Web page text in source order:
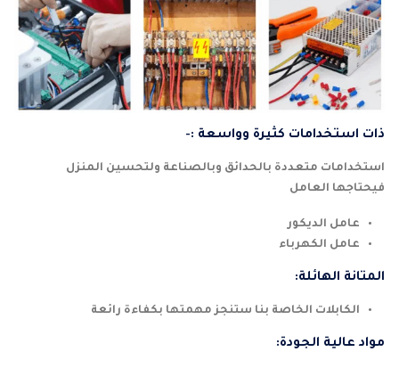
ذات استخدامات كثيرة وواسعة :-
استخدامات متعددة بالحدائق وبالصناعة ولتحسين المنزل
فيحتاجها العامل
عامل الديكور
عامل الكهرباء
المتانة الهائلة:
الكابلات الخاصة بنا ستنجز مهمتها بكفاءة رائعة
مواد عالية الجودة: